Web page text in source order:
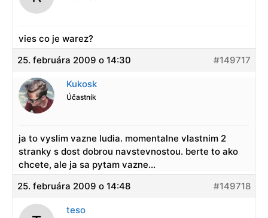
vies co je warez?
25. februára 2009 o 14:30
#149717
Kukosk
Účastník
ja to vyslim vazne ludia. momentalne vlastnim 2
stranky s dost dobrou navstevnostou. berte to ako
chcete, ale ja sa pytam vazne…
25. februára 2009 o 14:48
#149718
teso